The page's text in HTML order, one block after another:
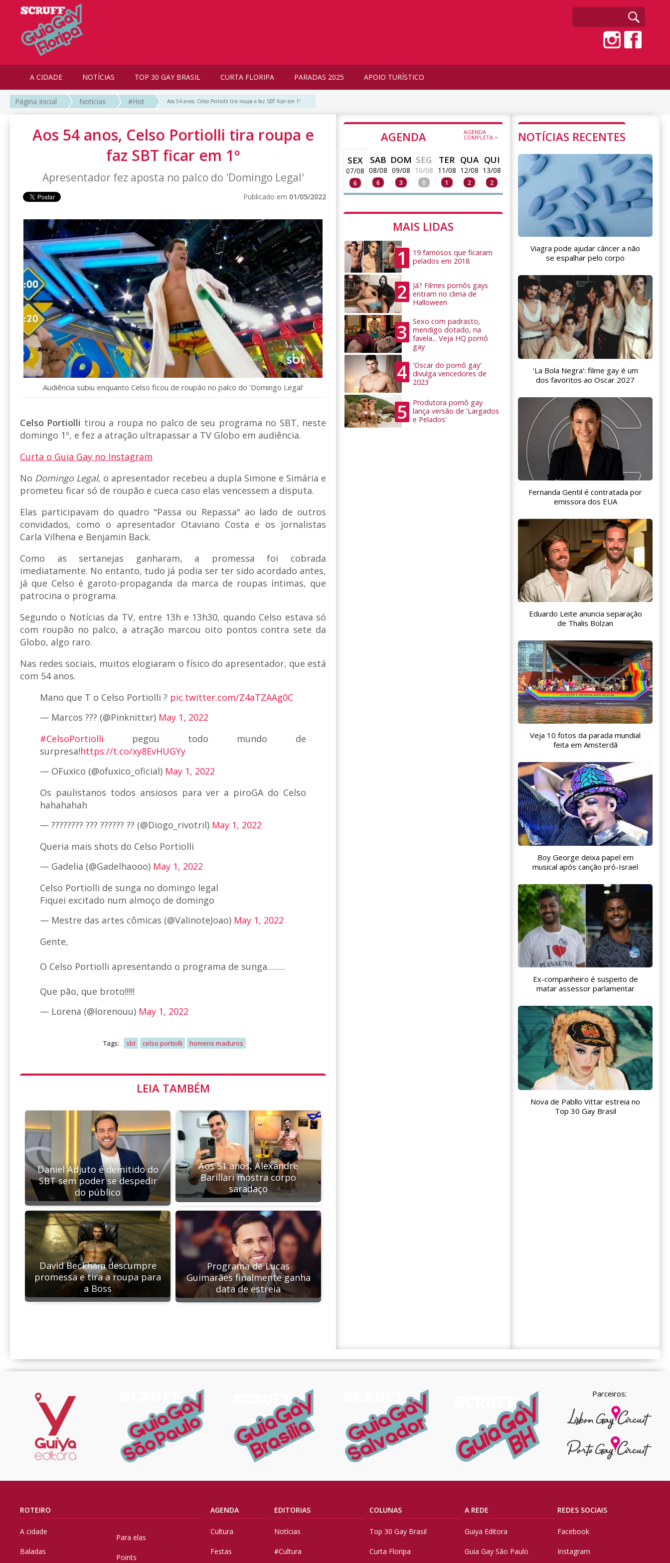
A CIDADE NOTÍCIAS TOP 30 GAY BRASIL CURTA FLORIPA PARADAS 2025 APOIO TURÍSTICO
Página Inicial Notícias #Hot Aos 54 anos, Celso Portiolli tira roupa e faz SBT ficar em 1º
Aos 54 anos, Celso Portiolli tira roupa e
faz SBT ficar em 1º
Apresentador fez aposta no palco do 'Domingo Legal'
Publicado em 01/05/2022
Audiência subiu enquanto Celso ficou de roupão no palco do 'Domingo Legal'
Celso Portiolli tirou a roupa no palco de seu programa no SBT, neste
domingo 1º, e fez a atração ultrapassar a TV Globo em audiência.
Curta o Guia Gay no Instagram
No Domingo Legal, o apresentador recebeu a dupla Simone e Simária e
prometeu ficar só de roupão e cueca caso elas vencessem a disputa.
Elas participavam do quadro "Passa ou Repassa" ao lado de outros
convidados, como o apresentador Otaviano Costa e os jornalistas
Carla Vilhena e Benjamin Back.
Como as sertanejas ganharam, a promessa foi cobrada
imediatamente. No entanto, tudo já podia ser ter sido acordado antes,
já que Celso é garoto-propaganda da marca de roupas íntimas, que
patrocina o programa.
Segundo o Notícias da TV, entre 13h e 13h30, quando Celso estava só
com roupão no palco, a atração marcou oito pontos contra sete da
Globo, algo raro.
Nas redes sociais, muitos elogiaram o físico do apresentador, que está
com 54 anos.
Mano que T o Celso Portiolli ? pic.twitter.com/Z4aTZAAg0C
— Marcos ??? (@Pinknittxr) May 1, 2022
#CelsoPortiolli pegou todo mundo de
surpresa!https://t.co/xy8EvHUGYy
— OFuxico (@ofuxico_oficial) May 1, 2022
Os paulistanos todos ansiosos para ver a piroGA do Celso
hahahahah
— ???????? ??? ?????? ?? (@Diogo_rivotril) May 1, 2022
Queria mais shots do Celso Portiolli
— Gadelia (@Gadelhaooo) May 1, 2022
Celso Portiolli de sunga no domingo legal
Fiquei excitado num almoço de domingo
— Mestre das artes cômicas (@ValinoteJoao) May 1, 2022
Gente,
O Celso Portiolli apresentando o programa de sunga.........
Que pão, que broto!!!!!
— Lorena (@lorenouu) May 1, 2022
Tags: sbt celso portiolli homens maduros
LEIA TAMBÉM
Daniel Adjuto é demitido do
SBT sem poder se despedir
do público
Aos 51 anos, Alexandre
Barillari mostra corpo
saradaço
David Beckham descumpre
promessa e tira a roupa para
a Boss
Programa de Lucas
Guimarães finalmente ganha
data de estreia
AGENDA AGENDA
COMPLETA >
SEX
07/08
6
SAB
08/08
6
DOM
09/08
3
SEG
10/08
0
TER
11/08
1
QUA
12/08
2
QUI
13/08
2
MAIS LIDAS
1
19 famosos que ficaram
pelados em 2018
2
Já? Filmes pornôs gays
entram no clima de
Halloween
3
Sexo com padrasto,
mendigo dotado, na
favela... Veja HQ pornô
gay
4
'Oscar do pornô gay'
divulga vencedores de
2023
5
Produtora pornô gay
lança versão de 'Largados
e Pelados'
NOTÍCIAS RECENTES
Viagra pode ajudar câncer a não
se espalhar pelo corpo
'La Bola Negra': filme gay é um
dos favoritos ao Oscar 2027
Fernanda Gentil é contratada por
emissora dos EUA
Eduardo Leite anuncia separação
de Thalis Bolzan
Veja 10 fotos da parada mundial
feita em Amsterdã
Boy George deixa papel em
musical após canção pró-Israel
Ex-companheiro é suspeito de
matar assessor parlamentar
Nova de Pabllo Vittar estreia no
Top 30 Gay Brasil
Parceiros:
ROTEIRO
A cidade
Baladas
Para elas
Points
AGENDA
Cultura
Festas
EDITORIAS
Notícias
#Cultura
COLUNAS
Top 30 Gay Brasil
Curta Floripa
A REDE
Guiya Editora
Guia Gay São Paulo
REDES SOCIAIS
Facebook
Instagram